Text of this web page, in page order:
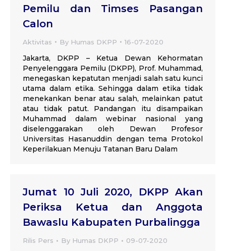
Pemilu dan Timses Pasangan
Calon
Aktivitas By Humas DKPP 16-07-2020
Jakarta, DKPP – Ketua Dewan Kehormatan
Penyelenggara Pemilu (DKPP), Prof. Muhammad,
menegaskan kepatutan menjadi salah satu kunci
utama dalam etika. Sehingga dalam etika tidak
menekankan benar atau salah, melainkan patut
atau tidak patut. Pandangan itu disampaikan
Muhammad dalam webinar nasional yang
diselenggarakan oleh Dewan Profesor
Universitas Hasanuddin dengan tema Protokol
Keperilakuan Menuju Tatanan Baru Dalam
Jumat 10 Juli 2020, DKPP Akan
Periksa Ketua dan Anggota
Bawaslu Kabupaten Purbalingga
Rilis Pers By Humas DKPP 09-07-2020